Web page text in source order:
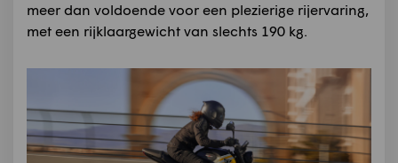
meer dan voldoende voor een plezierige rijervaring,
met een rijklaargewicht van slechts 190 kg.